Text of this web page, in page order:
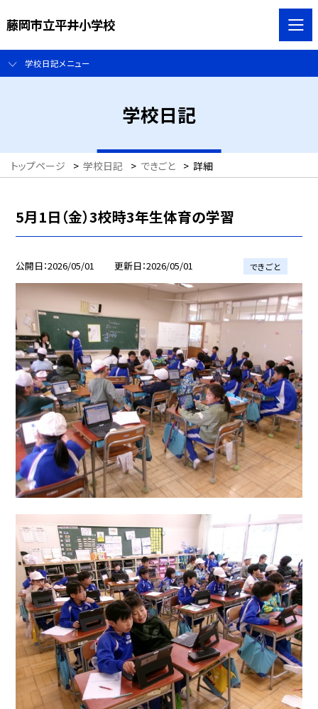
藤岡市立平井小学校
学校日記メニュー
学校日記
トップページ > 学校日記 > できごと > 詳細
5月1日（金）3校時3年生体育の学習
公開日 2026/05/01 更新日 2026/05/01 できごと